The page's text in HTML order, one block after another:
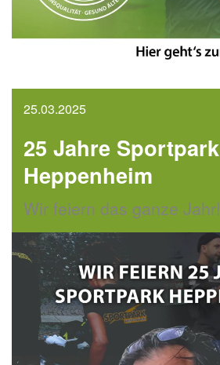
25.03.2025
25 Jahre Sportpark
Heppenheim
Wir feiern das ganze Jahr!